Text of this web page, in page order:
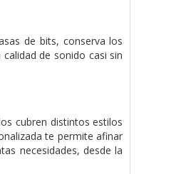
de bits, conserva los
de sonido casi sin
cubren distintos estilos
te permite afinar
necesidades, desde la